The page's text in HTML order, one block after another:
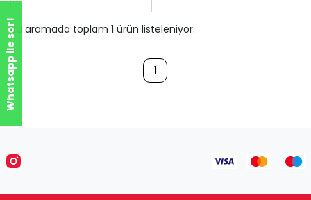
Bu aramada toplam 1 ürün listeleniyor.
1
Whatsapp ile sor!